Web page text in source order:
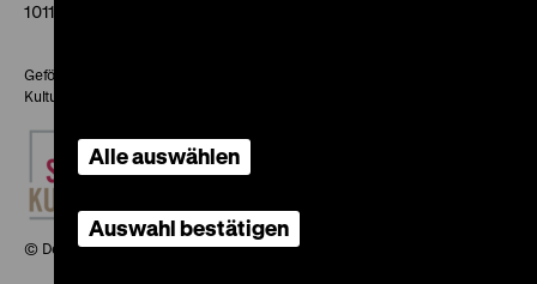
10117 Berlin
Gefördert mit Mitteln des Beauftragten der Bundesregierung für
Kultur und Medien
© Deutsches Historisches Museum, 2026
Alle auswählen
Auswahl bestätigen